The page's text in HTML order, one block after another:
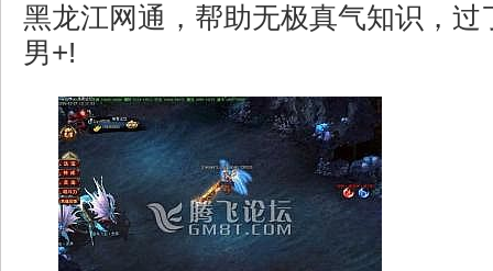
黑龙江网通，帮助无极真气知识，过
男+!